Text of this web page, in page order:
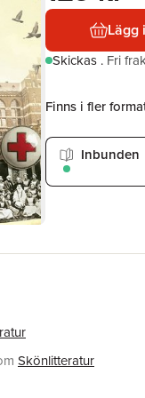
Lägg
Skickas . Fri
Finns i fler
Inbunden
Skönlitteratur